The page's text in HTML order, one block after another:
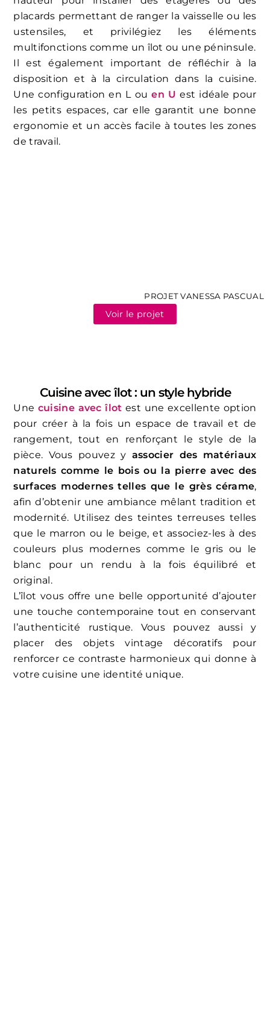
placards permettant de ranger la vaisselle ou les
ustensiles, et privilégiez les éléments
multifonctions comme un îlot ou une péninsule.
Il est également important de réfléchir à la
disposition et à la circulation dans la cuisine.
Une configuration en L ouen U est idéale pour
les petits espaces, car elle garantit une bonne
ergonomie et un accès facile à toutes les zones
de travail.
PROJET VANESSA PASCUAL
Voir le projet
Cuisine avec îlot : un style hybride
Une cuisine avec îlot est une excellente option
pour créer à la fois un espace de travail et de
rangement, tout en renforçant le style de la
pièce. Vous pouvez y associer des matériaux
naturels comme le bois ou la pierre avec des
surfaces modernes telles que le grès cérame,
afin d’obtenir une ambiance mêlant tradition et
modernité. Utilisez des teintes terreuses telles
que le marron ou le beige, et associez-les à des
couleurs plus modernes comme le gris ou le
blanc pour un rendu à la fois équilibré et
original.
L’îlot vous offre une belle opportunité d’ajouter
une touche contemporaine tout en conservant
l’authenticité rustique. Vous pouvez aussi y
placer des objets vintage décoratifs pour
renforcer ce contraste harmonieux qui donne à
votre cuisine une identité unique.